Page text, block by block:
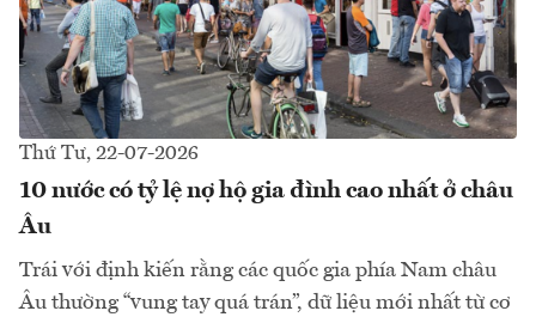
Thứ Tư, 22-07-2026
10 nước có tỷ lệ nợ hộ gia đình cao nhất ở châu
Âu
Trái với định kiến rằng các quốc gia phía Nam châu
Âu thường “vung tay quá trán”, dữ liệu mới nhất từ cơ